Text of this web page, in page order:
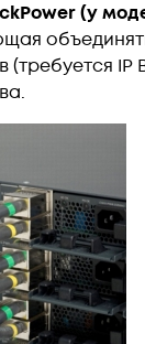
(у
(требуется